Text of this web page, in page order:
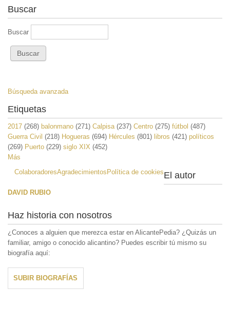
Buscar
Buscar
Búsqueda avanzada
Etiquetas
2017 (268) balonmano (271) Calpisa(237) Centro (275) fútbol (487)
Guerra Civil (218) Hogueras (694) Hércules (801) libros (421) políticos
(269) Puerto (229) siglo XIX (452)
Más
ColaboradoresAgradecimientosPolítica de cookiesEl autor
DAVID RUBIO
Haz historia con nosotros
¿Conoces a alguien que merezca estar en AlicantePedia? ¿Quizás un
familiar, amigo o conocido alicantino? Puedes escribir tú mismo su
biografía aquí:
SUBIR BIOGRAFÍAS